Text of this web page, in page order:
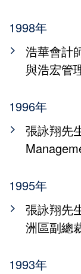
1998年
浩華會計
與浩宏管
1996年
張詠翔先
1995年
張詠翔先
洲區副總
1993年